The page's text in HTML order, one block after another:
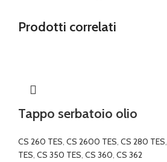
Prodotti correlati
Tappo serbatoio olio
CS 260 TES, CS 2600 TES, CS 280 TES,
TES, CS 350 TES, CS 360, CS 362